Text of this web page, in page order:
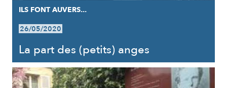
ILS FONT AUVERS...
26/05/2020
La part des (petits) anges